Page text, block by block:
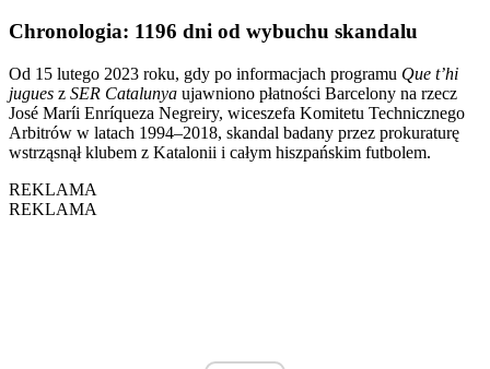
Chronologia: 1196 dni od wybuchu skandalu
Od 15 lutego 2023 roku, gdy po informacjach programu Que t’hi
jugues z SER Catalunya ujawniono płatności Barcelony na rzecz
José Maríi Enríqueza Negreiry, wiceszefa Komitetu Technicznego
Arbitrów w latach 1994–2018, skandal badany przez prokuraturę
wstrząsnął klubem z Katalonii i całym hiszpańskim futbolem.
REKLAMA
REKLAMA